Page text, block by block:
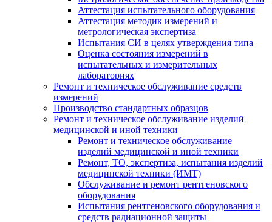
Аттестация испытательного оборудования
Аттестация методик измерений и
метрологическая экспертиза
Испытания СИ в целях утверждения типа
Оценка состояния измерений в
испытательных и измерительных
лабораториях
Ремонт и техническое обслуживание средств
измерений
Производство стандартных образцов
Ремонт и техническое обслуживание изделий
медицинской и иной техники
Ремонт и техническое обслуживание
изделий медицинской и иной техники
Ремонт, ТО, экспертиза, испытания изделий
медицинской техники (ИМТ)
Обслуживание и ремонт рентгеновского
оборудования
Испытания рентгеновского оборудования и
средств радиационной защиты